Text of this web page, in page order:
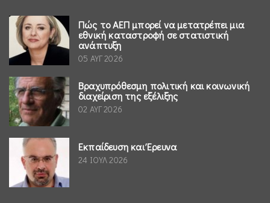
Πώς το ΑΕΠ μπορεί να μετατρέπει μια
εθνική καταστροφή σε στατιστική
ανάπτυξη
05 ΑΥΓ 2026
Βραχυπρόθεσμη πολιτική και κοινωνική
διαχείριση της εξέλιξης
02 ΑΥΓ 2026
Εκπαίδευση και Έρευνα
24 ΙΟΥΛ 2026